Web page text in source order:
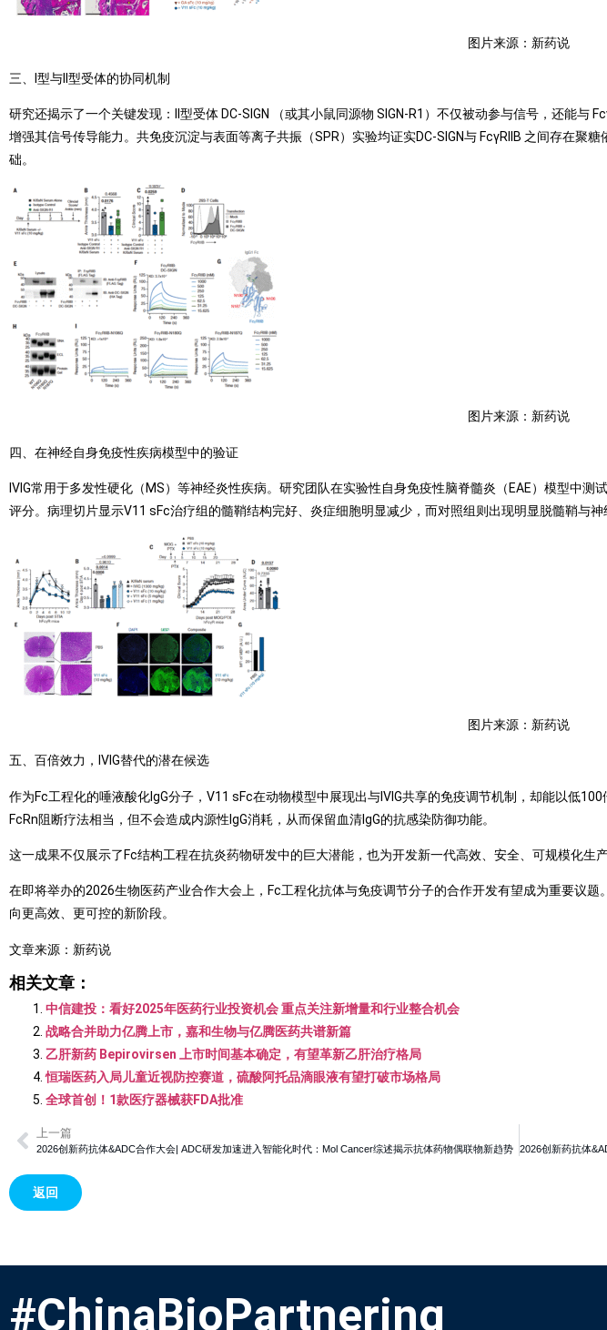
图片来源：新药说
三、I型与II型受体的协同机制
研究还揭示了一个关键发现：II型受体 DC-SIGN （或其小鼠同源物 SIGN-R1）不仅被动参与信号，还能与
增强其信号传导能力。共免疫沉淀与表面等离子共振（SPR）实验均证实DC-SIGN与 FcγRIIB 之间存在聚
础。
图片来源：新药说
四、在神经自身免疫性疾病模型中的验证
IVIG常用于多发性硬化（MS）等神经炎性疾病。研究团队在实验性自身免疫性脑脊髓炎（EAE）模型中
评分。病理切片显示V11 sFc治疗组的髓鞘结构完好、炎症细胞明显减少，而对照组则出现明显脱髓鞘与
图片来源：新药说
五、百倍效力，IVIG替代的潜在候选
作为Fc工程化的唾液酸化IgG分子，V11 sFc在动物模型中展现出与IVIG共享的免疫调节机制，却能以低
FcRn阻断疗法相当，但不会造成内源性IgG消耗，从而保留血清IgG的抗感染防御功能。
这一成果不仅展示了Fc结构工程在抗炎药物研发中的巨大潜能，也为开发新一代高效、安全、可规模化生
在即将举办的2026生物医药产业合作大会上，Fc工程化抗体与免疫调节分子的合作开发有望成为重要议
向更高效、更可控的新阶段。
文章来源：新药说
相关文章：
中信建投：看好2025年医药行业投资机会 重点关注新增量和行业整合机会
战略合并助力亿腾上市，嘉和生物与亿腾医药共谱新篇
乙肝新药 Bepirovirsen 上市时间基本确定，有望革新乙肝治疗格局
恒瑞医药入局儿童近视防控赛道，硫酸阿托品滴眼液有望打破市场格局
全球首创！1款医疗器械获FDA批准
上一篇
2026创新药抗体&ADC合作大会| ADC研发加速进入智能化时代：Mol Cancer综述揭示抗体药物偶联物新趋势
返回
#ChinaBioPartnering